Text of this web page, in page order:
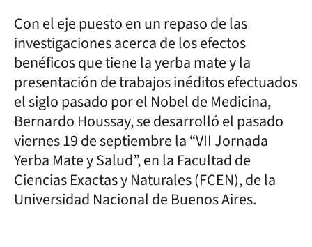
Con el eje puesto en un repaso de las
investigaciones acerca de los efectos
benéficos que tiene la yerba mate y la
presentación de trabajos inéditos efectuados
el siglo pasado por el Nobel de Medicina,
Bernardo Houssay, se desarrolló el pasado
viernes 19 de septiembre la “VII Jornada
Yerba Mate y Salud”, en la Facultad de
Ciencias Exactas y Naturales (FCEN), de la
Universidad Nacional de Buenos Aires.